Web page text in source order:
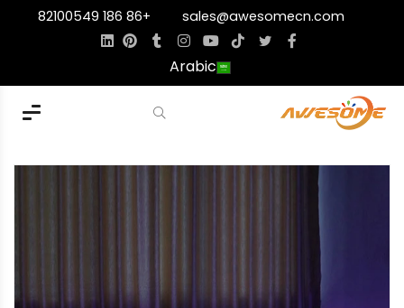
sales@awesomecn.com
+86 186 82100549
Arabic